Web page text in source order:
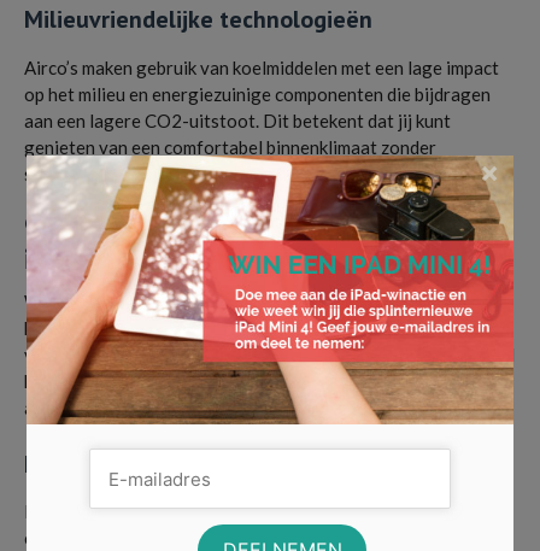
Milieuvriendelijke technologieën
Airco’s maken gebruik van koelmiddelen met een lage impact
op het milieu en energiezuinige componenten die bijdragen
aan een lagere CO2-uitstoot. Dit betekent dat jij kunt
genieten van een comfortabel binnenklimaat zonder
schuldgevoel.
Gezondheid: adem schone lucht
in
Wist je dat sommige airco’s ook luchtzuivering functies
hebben? Dit betekent dat ze allergenen en andere
verontreinigingen uit de lucht kunnen verwijderen, wat vooral
handig is als jij of iemand in jouw gezin last heeft van
allergieën of astma.
Luchtzuiverings technologie
Deze airco’s zijn uitgerust met filters die stofdeeltjes, pollen
en zelfs bacteriën uit de lucht kunnen halen. Dit zorgt niet
×